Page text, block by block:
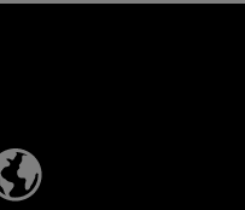
Material-supplier